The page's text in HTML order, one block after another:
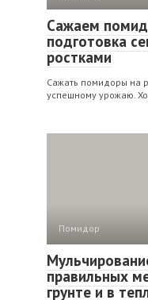
Сажаем
подготовка
ростками
Сажать помидоры на
успешному урожаю.
Помидор
правильных
грунте и в